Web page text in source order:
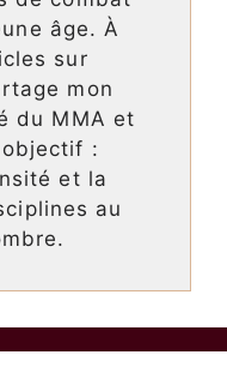
âge. À
sur
mon
du MMA et
:
et la
au